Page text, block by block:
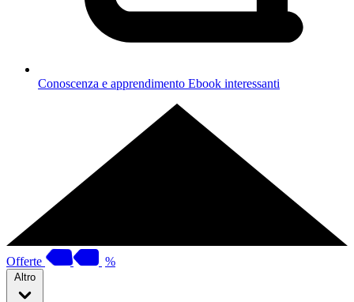
Conoscenza e apprendimento Ebook interessanti
Offerte %
Altro